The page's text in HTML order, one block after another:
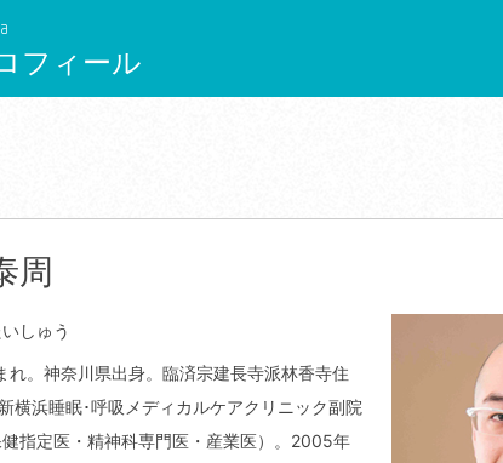
フィール
周
しゅう
れ。神奈川県出身。臨済宗建長寺派林香寺住
横浜睡眠･呼吸メディカルケアクリニック副院
指定医・精神科専門医・産業医）。2005年